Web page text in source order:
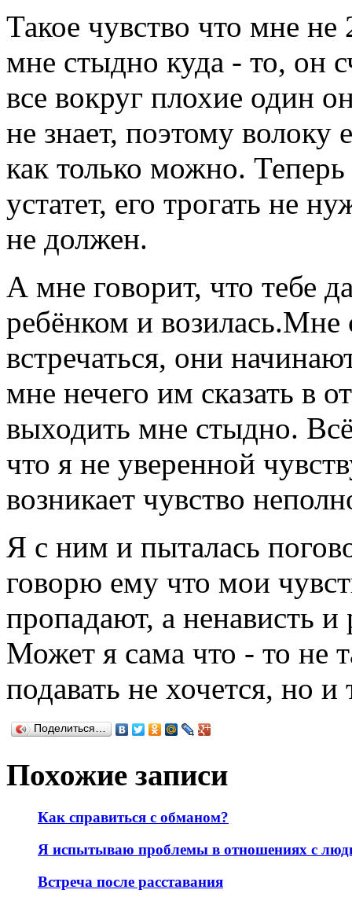
Такое чувство что мне
мне стыдно куда - то, он
все вокруг плохие один
не знает, поэтому волоку
как только можно. Теперь
устатет, его трогать не
не должен.
А мне говорит, что тебе
ребёнком и
встречаться, они
мне нечего им сказать в
выходить мне стыдно.
что я не уверенной
возникает чувство
Я с ним и пыталась
говорю ему что мои
пропадают, а ненависть и
Может я сама что - то не
подавать не хочется, но
Поделиться…
Похожие записи
Как справиться с обманом?
Я испытываю проблемы в отношениях с
Встреча после расставания